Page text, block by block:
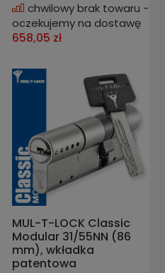
chwilowy brak towaru -
oczekujemy na dostawę
658,05 zł
MUL-T-LOCK Classic
Modular 31/55NN (86
mm), wkładka
patentowa